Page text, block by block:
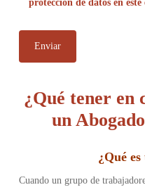
protección de datos en este
¿Qué tener en
un
¿Qué
Cuando un grupo de